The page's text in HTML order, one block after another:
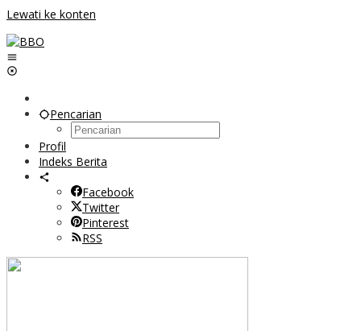
Lewati ke konten
Pencarian
Profil
Indeks Berita
Facebook
Twitter
Pinterest
RSS